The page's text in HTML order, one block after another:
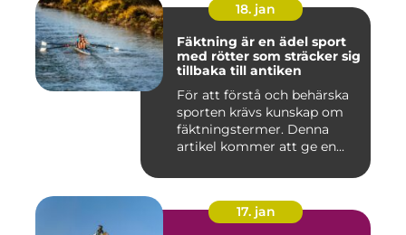
18. jan
Fäktning är en ädel sport
med rötter som sträcker sig
tillbaka till antiken
För att förstå och behärska
sporten krävs kunskap om
fäktningstermer. Denna
artikel kommer att ge en...
17. jan